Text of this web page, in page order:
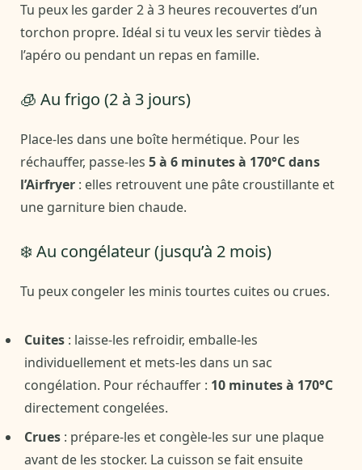
Tu peux les garder 2 à 3 heures recouvertes d’un
torchon propre. Idéal si tu veux les servir tièdes à
l’apéro ou pendant un repas en famille.
🧊 Au frigo (2 à 3 jours)
Place-les dans une boîte hermétique. Pour les
réchauffer, passe-les 5 à 6 minutes à 170°C dans
l’Airfryer : elles retrouvent une pâte croustillante et
une garniture bien chaude.
❄️ Au congélateur (jusqu’à 2 mois)
Tu peux congeler les minis tourtes cuites ou crues.
Cuites : laisse-les refroidir, emballe-les
individuellement et mets-les dans un sac
congélation. Pour réchauffer : 10 minutes à 170°C
directement congelées.
Crues : prépare-les et congèle-les sur une plaque
avant de les stocker. La cuisson se fait ensuite